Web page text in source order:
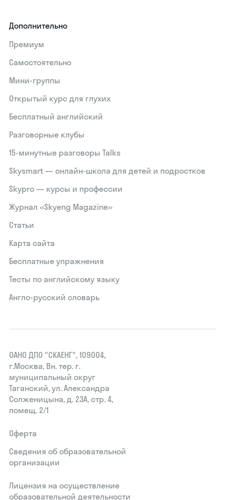
Дополнительно
Премиум
Самостоятельно
Мини-группы
Открытый курс для глухих
Бесплатный английский
Разговорные клубы
15‑минутные разговоры Talks
Skysmart — онлайн-школа для детей и подростков
Skypro — курсы и профессии
Журнал «Skyeng Magazine»
Статьи
Карта сайта
Бесплатные упражнения
Тесты по английскому языку
Англо-русский словарь
ОАНО ДПО "СКАЕНГ", 109004,
г.Москва, Вн. тер. г.
муниципальный округ
Таганский, ул. Александра
Солженицына, д. 23А, стр. 4,
помещ. 2/1
Оферта
Сведения об образовательной
организации
Лицензия на осуществление
образовательной деятельности